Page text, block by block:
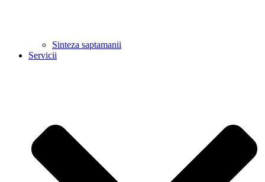
Sinteza saptamanii
Servicii